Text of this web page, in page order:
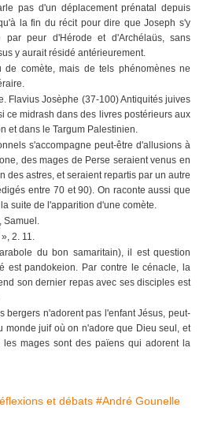
pas d'un déplacement prénatal depuis
la fin du récit pour dire que Joseph s'y
peur d'Hérode et d'Archélaüs, sans
y aurait résidé antérieurement.
comète, mais de tels phénomènes ne
Flavius Josèphe (37-100) Antiquités juives
ce midrash dans des livres postérieurs aux
et dans le Targum Palestinien.
s'accompagne peut-être d'allusions à
des mages de Perse seraient venus en
des astres, et seraient repartis par un autre
entre 70 et 90). On raconte aussi que
suite de l'apparition d'une comète.
Samuel.
2. 11.
du bon samaritain), il est question
est pandokeion. Par contre le cénacle, la
son dernier repas avec ses disciples est
bergers n'adorent pas l'enfant Jésus, peut-
monde juif où on n'adore que Dieu seul, et
mages sont des païens qui adorent la
et débats #André Gounelle